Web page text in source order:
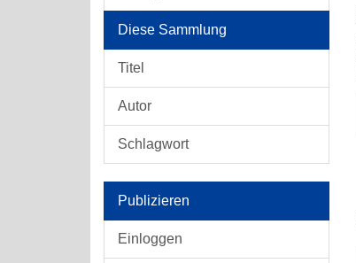
Diese Sammlung
Titel
Autor
Schlagwort
Publizieren
Einloggen